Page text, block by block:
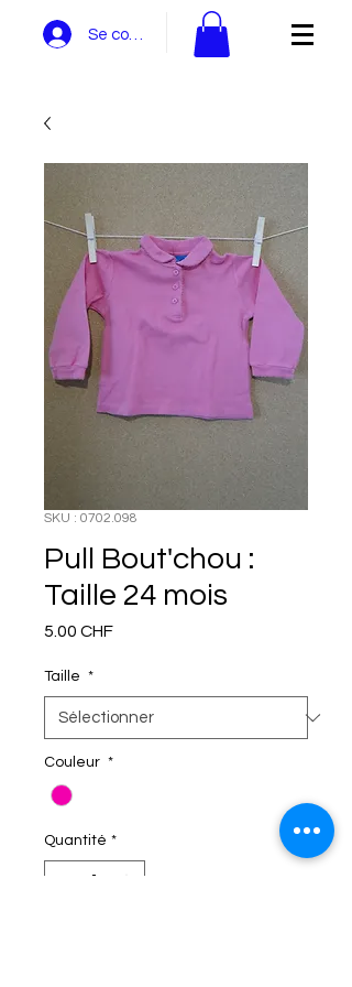
Se connecter
SKU : 0702.098
Pull Bout'chou :
Taille 24 mois
5.00 CHFPrix
Taille *
Couleur *
Quantité *